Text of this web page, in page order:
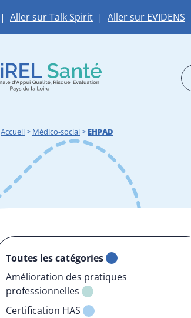
| Aller sur Talk Spirit | Aller sur EVIDENS
Accueil> Médico-social> EHPAD
Toutes les catégories
Amélioration des pratiques
professionnelles
Certification HAS